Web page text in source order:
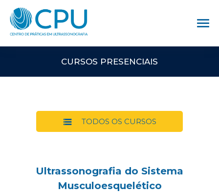
CURSOS PRESENCIAIS
TODOS OS CURSOS
Ultrassonografia do Sistema
Musculoesquelético